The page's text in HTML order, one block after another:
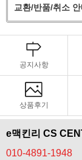
교환/반품/취소 안
공지사항
상품후기
e맥킨리 CS
010-4891-1948